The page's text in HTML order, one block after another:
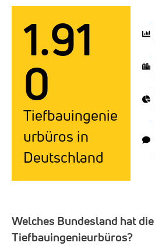
1.91
0
Tiefbauingenie
urbüros in
Deutschland
Welches Bundesland hat
Tiefbauingenieurbüros?